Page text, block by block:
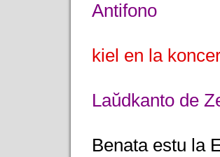
Antifono
kiel en la
Laŭdkanto de
Benata estu la